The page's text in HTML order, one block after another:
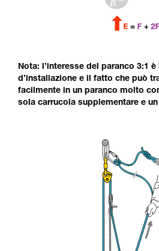
Nota: l’interesse del paranco 3:1
d’installazione e il fatto che può
facilmente in un paranco molto
sola carrucola supplementare e